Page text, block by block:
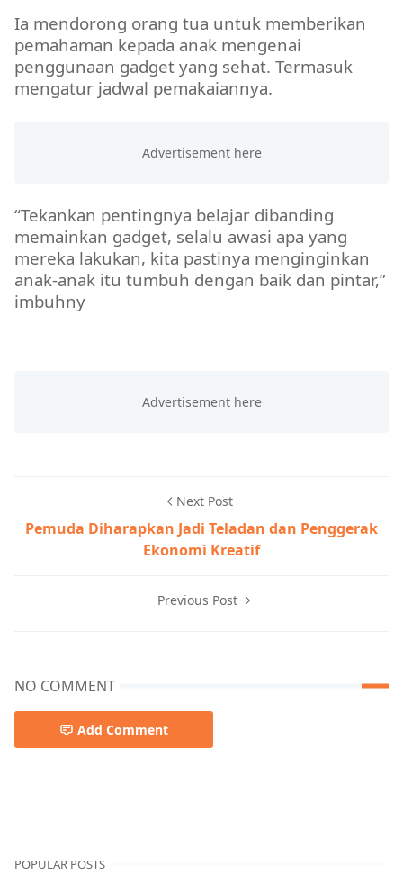
Ia mendorong orang tua untuk memberikan
pemahaman kepada anak mengenai
penggunaan gadget yang sehat. Termasuk
mengatur jadwal pemakaiannya.
“Tekankan pentingnya belajar dibanding
memainkan gadget, selalu awasi apa yang
mereka lakukan, kita pastinya menginginkan
anak-anak itu tumbuh dengan baik dan pintar,”
imbuhny
Next Post
Pemuda Diharapkan Jadi Teladan dan Penggerak
Ekonomi Kreatif
Previous Post
NO COMMENT
Add Comment
POPULAR POSTS